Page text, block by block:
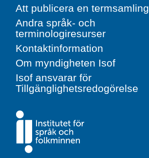
Att publicera en termsamling
Andra språk- och
terminologiresurser
Kontaktinformation
Om myndigheten Isof
Isof ansvarar för
Tillgänglighetsredogörelse